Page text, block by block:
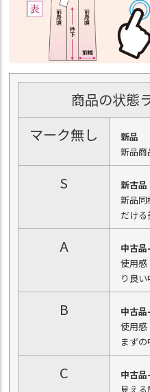
商品の状態
マーク無し
新品
新品商
S
新古品
新品同
だける
A
中古
使用感
り良い
B
中古
使用
まずの
C
中古